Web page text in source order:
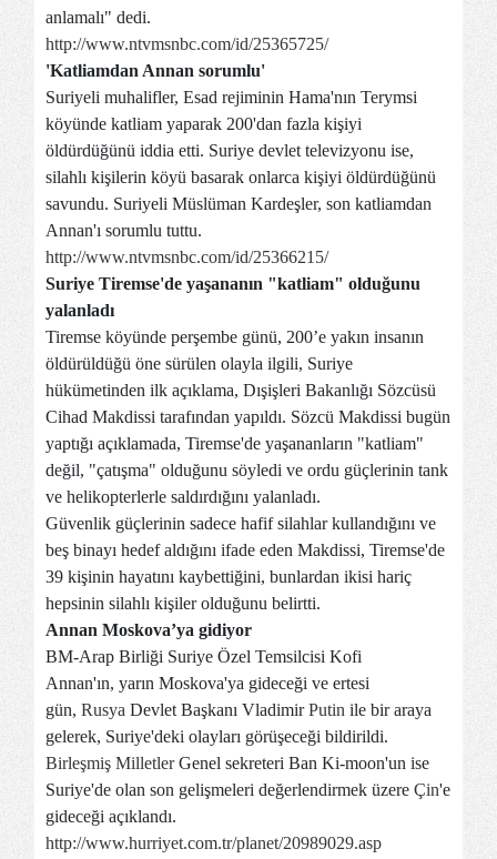
anlamalı" dedi.
http://www.ntvmsnbc.com/id/25365725/
'Katliamdan Annan sorumlu'
Suriyeli muhalifler, Esad rejiminin Hama'nın Terymsi
köyünde katliam yaparak 200'dan fazla kişiyi
öldürdüğünü iddia etti. Suriye devlet televizyonu ise,
silahlı kişilerin köyü basarak onlarca kişiyi öldürdüğünü
savundu. Suriyeli Müslüman Kardeşler, son katliamdan
Annan'ı sorumlu tuttu.
http://www.ntvmsnbc.com/id/25366215/
Suriye Tiremse'de yaşananın "katliam" olduğunu
yalanladı
Tiremse köyünde perşembe günü, 200’e yakın insanın
öldürüldüğü öne sürülen olayla ilgili, Suriye
hükümetinden ilk açıklama, Dışişleri Bakanlığı Sözcüsü
Cihad Makdissi tarafından yapıldı. Sözcü Makdissi bugün
yaptığı açıklamada, Tiremse'de yaşananların "katliam"
değil, "çatışma" olduğunu söyledi ve ordu güçlerinin tank
ve helikopterlerle saldırdığını yalanladı.
Güvenlik güçlerinin sadece hafif silahlar kullandığını ve
beş binayı hedef aldığını ifade eden Makdissi, Tiremse'de
39 kişinin hayatını kaybettiğini, bunlardan ikisi hariç
hepsinin silahlı kişiler olduğunu belirtti.
Annan Moskova’ya gidiyor
BM-Arap Birliği Suriye Özel Temsilcisi Kofi
Annan'ın, yarın Moskova'ya gideceği ve ertesi
gün, Rusya Devlet Başkanı VladimirPutin ile bir araya
gelerek, Suriye'deki olayları görüşeceği bildirildi.
Birleşmiş MilletlerGenel sekreteri Ban Ki-moon'un ise
Suriye'de olan son gelişmeleri değerlendirmek üzere Çin'e
gideceği açıklandı.
http://www.hurriyet.com.tr/planet/20989029.asp